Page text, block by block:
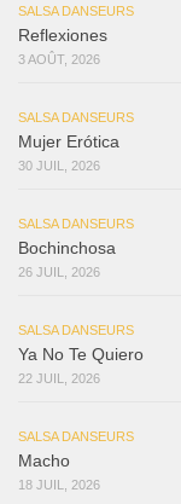
SALSA DANSEURS
Reflexiones
3 AOÛT, 2026
SALSA DANSEURS
Mujer Erótica
30 JUIL, 2026
SALSA DANSEURS
Bochinchosa
26 JUIL, 2026
SALSA DANSEURS
Ya No Te Quiero
22 JUIL, 2026
SALSA DANSEURS
Macho
18 JUIL, 2026